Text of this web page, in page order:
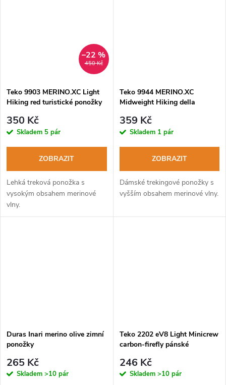
450 Kč
–22 %
Teko 9903 MERINO.XC Light
Hiking red turistické ponožky
350 Kč
Skladem 5 pár
ZOBRAZIT
Lehká treková ponožka s
vysokým obsahem merinové
vlny.
Teko 9944 MERINO.XC
Midweight Hiking della
359 Kč
Skladem 1 pár
ZOBRAZIT
Dámské trekingové ponožky s
vyšším obsahem merinové vlny.
Duras Inari merino olive zimní
ponožky
265 Kč
Skladem >10 pár
Teko 2202 eV8 Light Minicrew
carbon-firefly pánské
246 Kč
Skladem >10 pár